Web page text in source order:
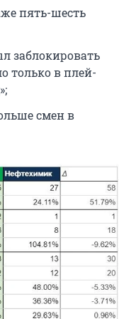
пять-шесть
заблокировать
только в плей-
смен в